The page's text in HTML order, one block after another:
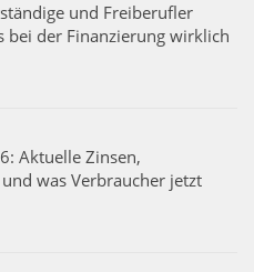
und Freiberufler
bei der Finanzierung wirklich
Aktuelle Zinsen,
was Verbraucher jetzt